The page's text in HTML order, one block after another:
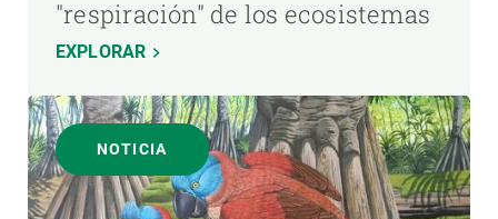
"respiración" de los ecosistemas
EXPLORAR
NOTICIA